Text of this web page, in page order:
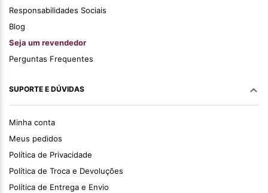
Responsabilidades Sociais
Blog
Seja um revendedor
Perguntas Frequentes
SUPORTE E DÚVIDAS
Minha conta
Meus pedidos
Política de Privacidade
Política de Troca e Devoluções
Política de Entrega e Envio